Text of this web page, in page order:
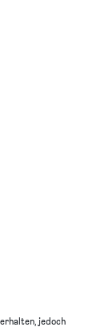
jedoch